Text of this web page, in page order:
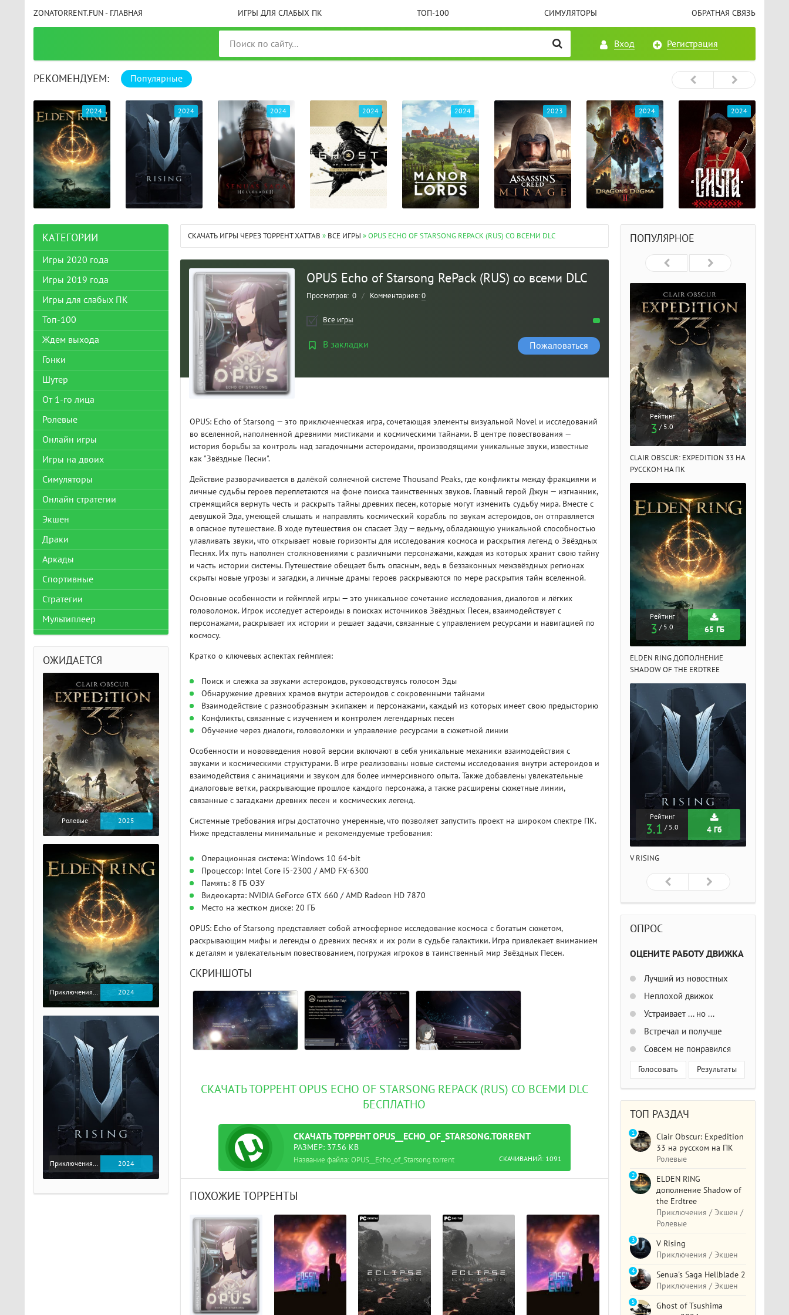
ZONATORRENT.FUN - ГЛАВНАЯ ИГРЫ ДЛЯ СЛАБЫХ ПК ТОП-100 СИМУЛЯТОРЫ ОБРАТНАЯ СВЯЗЬ
Вход Регистрация
РЕКОМЕНДУЕМ: Популярные
2024 2024 2024 2024 2024 2023 2024 2024
СКАЧАТЬ ИГРЫ ЧЕРЕЗ ТОРРЕНТ XATTAB » ВСЕ ИГРЫ » OPUS ECHO OF STARSONG REPACK (RUS) СО ВСЕМИ DLC
OPUS Echo of Starsong RePack (RUS) со всеми DLC
Просмотров: 0 / Комментариев:0
Все игры
В закладки Пожаловаться
OPUS: Echo of Starsong — это приключенческая игра, сочетающая элементы визуальной Novel и исследований
во вселенной, наполненной древними мистиками и космическими тайнами. В центре повествования —
история борьбы за контроль над загадочными астероидами, производящими уникальные звуки, известные
как "Звёздные Песни".
Действие разворачивается в далёкой солнечной системе Thousand Peaks, где конфликты между фракциями и
личные судьбы героев переплетаются на фоне поиска таинственных звуков. Главный герой Джун — изгнанник,
стремящийся вернуть честь и раскрыть тайны древних песен, которые могут изменить судьбу мира. Вместе с
девушкой Эда, умеющей слышать и направлять космический корабль по звукам астероидов, он отправляется
в опасное путешествие. В ходе путешествия он спасает Эду — ведьму, обладающую уникальной способностью
улавливать звуки, что открывает новые горизонты для исследования космоса и раскрытия легенд о Звёздных
Песнях. Их путь наполнен столкновениями с различными персонажами, каждая из которых хранит свою тайну
и часть истории системы. Путешествие обещает быть опасным, ведь в беззаконных межзвёздных регионах
скрыты новые угрозы и загадки, а личные драмы героев раскрываются по мере раскрытия тайн вселенной.
Основные особенности и геймплей игры — это уникальное сочетание исследования, диалогов и лёгких
головоломок. Игрок исследует астероиды в поисках источников Звёздных Песен, взаимодействует с
персонажами, раскрывает их истории и решает задачи, связанные с управлением ресурсами и навигацией по
космосу.
Кратко о ключевых аспектах геймплея:
Поиск и слежка за звуками астероидов, руководствуясь голосом Эды
Обнаружение древних храмов внутри астероидов с сокровенными тайнами
Взаимодействие с разнообразным экипажем и персонажами, каждый из которых имеет свою предысторию
Конфликты, связанные с изучением и контролем легендарных песен
Обучение через диалоги, головоломки и управление ресурсами в сюжетной линии
Особенности и нововведения новой версии включают в себя уникальные механики взаимодействия с
звуками и космическими структурами. В игре реализованы новые системы исследования внутри астероидов и
взаимодействия с анимациями и звуком для более иммерсивного опыта. Также добавлены увлекательные
диалоговые ветки, раскрывающие прошлое каждого персонажа, а также расширены сюжетные линии,
связанные с загадками древних песен и космических легенд.
Системные требования игры достаточно умеренные, что позволяет запустить проект на широком спектре ПК.
Ниже представлены минимальные и рекомендуемые требования:
Операционная система: Windows 10 64-bit
Процессор: Intel Core i5-2300 / AMD FX-6300
Память: 8 ГБ ОЗУ
Видеокарта: NVIDIA GeForce GTX 660 / AMD Radeon HD 7870
Место на жестком диске: 20 ГБ
OPUS: Echo of Starsong представляет собой атмосферное исследование космоса с богатым сюжетом,
раскрывающим мифы и легенды о древних песнях и их роли в судьбе галактики. Игра привлекает вниманием
к деталям и увлекательным повествованием, погружая игроков в таинственный мир Звёздных Песен.
СКРИНШОТЫ
СКАЧАТЬ ТОРРЕНТ OPUS ECHO OF STARSONG REPACK (RUS) СО ВСЕМИ DLC
БЕСПЛАТНО
СКАЧАТЬТОРРЕНТOPUS__ECHO_OF_STARSONG.TORRENT
РАЗМЕР: 37.56 KB
СКАЧИВАНИЙ: 1091
Название файла: OPUS__Echo_of_Starsong.torrent
ПОХОЖИЕ ТОРРЕНТЫ
КАТЕГОРИИ
Игры 2020 года
Игры 2019 года
Игры для слабых ПК
Топ-100
Ждем выхода
Гонки
Шутер
От 1-го лица
Ролевые
Онлайн игры
Игры на двоих
Симуляторы
Онлайн стратегии
Экшен
Драки
Аркады
Спортивные
Стратегии
Мультиплеер
ОЖИДАЕТСЯ
Ролевые 2025
Приключения / Экшен / Ролевые 2024
Приключения / Экшен 2024
ПОПУЛЯРНОЕ
3/ 5.0
3/ 5.0
3.1
3/ 5.0
Рейтинг
3/ 5.0
3.1
Рейтинг
3 / 5.0
CLAIR OBSCUR: EXPEDITION 33 НА
РУССКОМ НА ПК
Рейтинг
3 / 5.0 65 ГБ
ELDEN RING ДОПОЛНЕНИЕ
SHADOW OF THE ERDTREE
Рейтинг
3.1 / 5.0 4 Гб
V RISING
ОПРОС
ОЦЕНИТЕ РАБОТУ ДВИЖКА
Лучший из новостных
Неплохой движок
Устраивает ... но ...
Встречал и получше
Совсем не понравился
Голосовать Результаты
ТОП РАЗДАЧ
Clair Obscur: Expedition
33 на русском на ПК
Ролевые
1
ELDEN RING
дополнение Shadow of
the Erdtree
Приключения / Экшен /
Ролевые
2
V Rising
Приключения / Экшен
3
Senua's Saga Hellblade 2
Приключения / Экшен
4
Ghost of Tsushima
5